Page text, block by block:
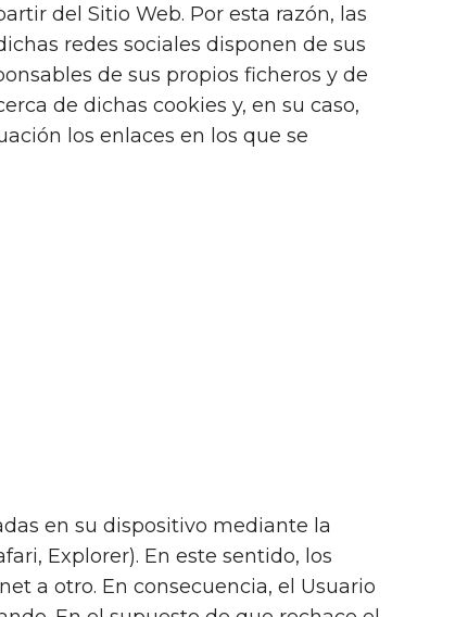
del Sitio Web. Por esta razón, las
redes sociales disponen de sus
de sus propios ficheros y de
de dichas cookies y, en su caso,
los enlaces en los que se
en su dispositivo mediante la
Explorer). En este sentido, los
a otro. En consecuencia, el Usuario